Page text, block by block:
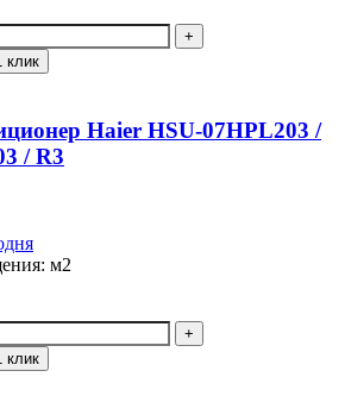
клик
Haier HSU-07HPL203 /
/ R3
м2
клик